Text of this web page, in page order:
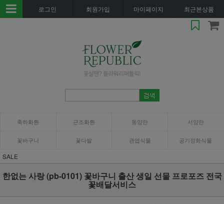
로그인 회원가입 마이페이지 최근본상품
축하화환 근조화환 동양란 서양란
꽃바구니 꽃다발 관엽식물 공기정화식물
SALE
한없는 사랑 (pb-0101) 꽃바구니 출산 생일 선물 프로포즈 전국
꽃배달서비스